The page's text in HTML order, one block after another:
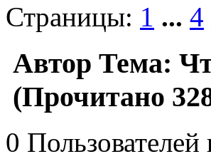
Страницы: 1 ... 4
Автор Тема:
(Прочитано
0